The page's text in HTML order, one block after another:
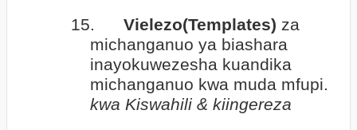
15.
Vielezo(Templates) za
michanganuo ya biashara
inayokuwezesha kuandika
michanganuo kwa muda mfupi.
kwa Kiswahili & kiingereza